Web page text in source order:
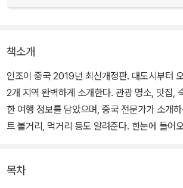
책소개
인조이 중국 2019년 최신개정판. 대도시부터
2개 지역 완벽하게 소개한다. 관광 명소, 맛집,
한 여행 정보를 담았으며, 중국 전문가가 소개
트 볼거리, 먹거리 등도 알려준다. 한눈에 들어
목차